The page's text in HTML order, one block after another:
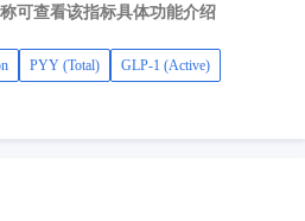
可查看该指标具体功能介绍
PYY (Total)
GLP-1 (Active)